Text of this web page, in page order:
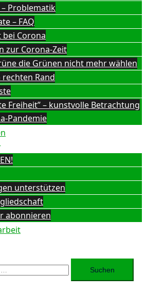
Problematik
– FAQ
Corona
zur Corona-Zeit
die Grünen nicht mehr wählen
Rand
Freiheit” – kunstvolle Betrachtung
Pandemie
unterstützen
abonnieren